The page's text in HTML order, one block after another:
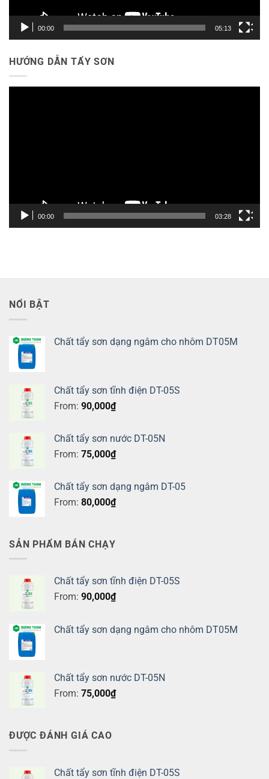
00:00 05:13
HƯỚNG DẪN TẨY SƠN
00:00 03:28
NỔI BẬT
Chất tẩy sơn dạng ngâm cho nhôm DT05M
Chất tẩy sơn tĩnh điện DT-05S
From: 90,000₫
Chất tẩy sơn nước DT-05N
From: 75,000₫
Chất tẩy sơn dạng ngâm DT-05
From: 80,000₫
SẢN PHẨM BÁN CHẠY
Chất tẩy sơn tĩnh điện DT-05S
From: 90,000₫
Chất tẩy sơn dạng ngâm cho nhôm DT05M
Chất tẩy sơn nước DT-05N
From: 75,000₫
ĐƯỢC ĐÁNH GIÁ CAO
Chất tẩy sơn tĩnh điện DT-05S